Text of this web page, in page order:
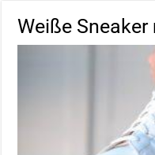
Weiße Sneaker